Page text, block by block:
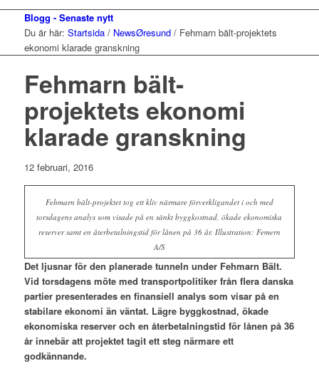
Blogg - Senaste nytt
Du är här: Startsida / NewsØresund / Fehmarn bält-projektets
ekonomi klarade granskning
Fehmarn bält-
projektets ekonomi
klarade granskning
12 februari, 2016
Fehmarn bält-projektet tog ett kliv närmare förverkligandet i och med
torsdagens analys som visade på en sänkt byggkostnad, ökade ekonomiska
reserver samt en återbetalningstid för lånen på 36 år. Illustration: Femern
A/S
Det ljusnar för den planerade tunneln under Fehmarn Bält.
Vid torsdagens möte med transportpolitiker från flera danska
partier presenterades en finansiell analys som visar på en
stabilare ekonomi än väntat. Lägre byggkostnad, ökade
ekonomiska reserver och en återbetalningstid för lånen på 36
år innebär att projektet tagit ett steg närmare ett
godkännande.